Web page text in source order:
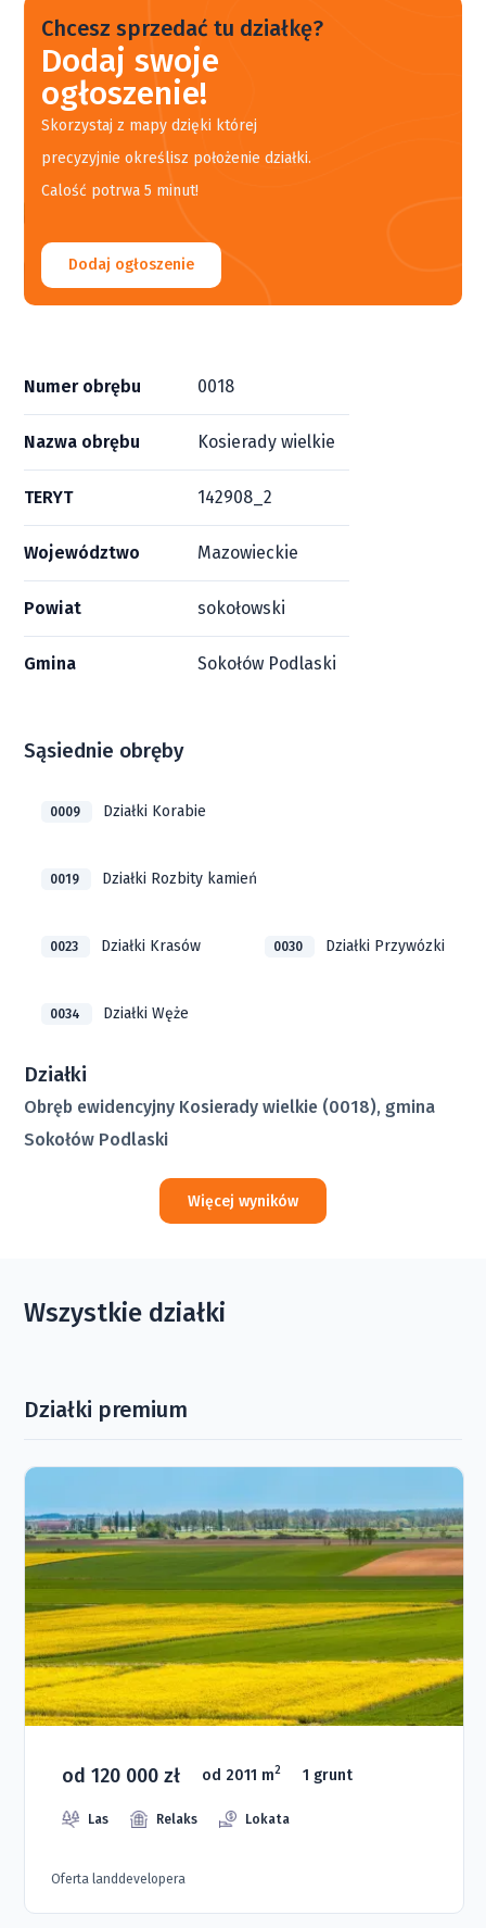
Chcesz sprzedać tu działkę?
Dodaj swoje
ogłoszenie!
Skorzystaj z mapy dzięki której
precyzyjnie określisz położenie działki.
Calość potrwa 5 minut!
Dodaj ogłoszenie
Numer obrębu 0018
Nazwa obrębu Kosierady wielkie
TERYT 142908_2
Województwo Mazowieckie
Powiat sokołowski
Gmina Sokołów Podlaski
Sąsiednie obręby
0009 Działki Korabie
0019 Działki Rozbity kamień
0023 Działki Krasów 0030 Działki Przywózki
0034 Działki Węże
Działki
Obręb ewidencyjny Kosierady wielkie (0018), gmina
Sokołów Podlaski
Więcej wyników
Wszystkie działki
Działki premium
od 120 000 zł od 2011 m2 1 grunt
Las Relaks Lokata
Oferta landdevelopera